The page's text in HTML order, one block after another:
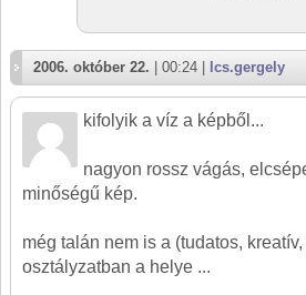
2006. október 22. | 00:24 | lcs.gergely
kifolyik a víz a képből...
nagyon rossz vágás,
minőségű kép.
még talán nem is a (tudatos,
osztályzatban a helye ...